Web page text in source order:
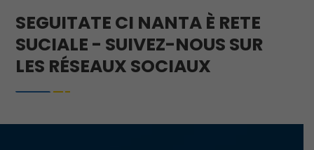
SEGUITATE CI NANTA È RETE
SUCIALE - SUIVEZ-NOUS SUR
LES RÉSEAUX SOCIAUX